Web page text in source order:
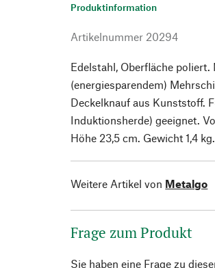
Produktinformation
Artikelnummer 20294
Edelstahl, Oberfläche poliert.
(energiesparendem)
Deckelknauf aus Kunststoff.
Induktionsherde) geeignet.
Höhe 23,5 cm. Gewicht 1,4 kg.
Weitere Artikel von Metalgo
Frage zum Produkt
Sie haben eine Frage zu